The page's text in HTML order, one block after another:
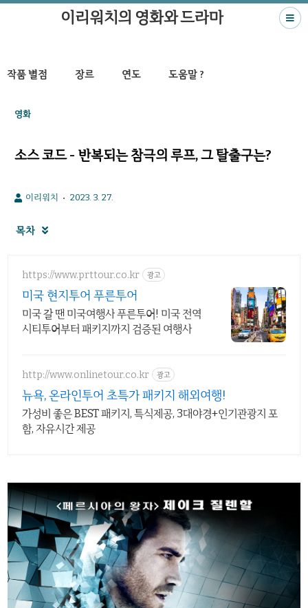
이리워치의 영화와 드라마
작품 별점 장르 연도 도움말 ?
영화
소스 코드 - 반복되는 참극의 루프, 그 탈출구는?
이리워치 2023. 3. 27.
목차 
https://www.prttour.co.kr 광고
미국 현지투어 푸른투어
미국 갈 땐 미국여행사 푸른투어! 미국 전역
시티투어부터 패키지까지 검증된 여행사
http://www.onlinetour.co.kr 광고
뉴욕, 온라인투어 초특가 패키지 해외여행!
가성비 좋은 BEST 패키지, 특식제공, 3대야경+인기관광지 포
함, 자유시간 제공